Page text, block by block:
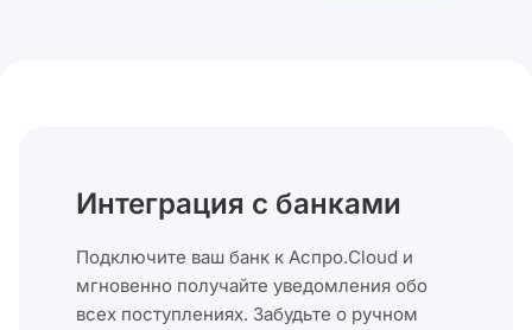
Интеграция с банками
Подключите ваш банк к Аспро.Cloud и
мгновенно получайте уведомления обо
всех поступлениях. Забудьте о ручном